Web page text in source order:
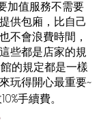
加值服務不需要
供包廂，比自己
不會浪費時間，
些都是店家的規
的規定都是一樣
玩得開心最重要~
手續費。